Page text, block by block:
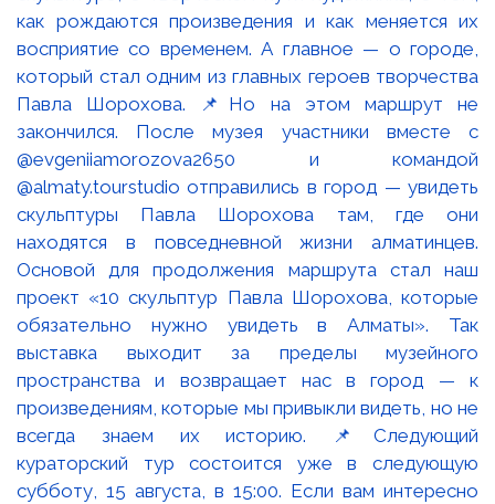
как рождаются произведения и как меняется их
восприятие со временем. А главное — о городе,
который стал одним из главных героев творчества
Павла Шорохова. 📌Но на этом маршрут не
закончился. После музея участники вместе с
@evgeniiamorozova2650 и командой
@almaty.tourstudio отправились в город — увидеть
скульптуры Павла Шорохова там, где они
находятся в повседневной жизни алматинцев.
Основой для продолжения маршрута стал наш
проект «10 скульптур Павла Шорохова, которые
обязательно нужно увидеть в Алматы». Так
выставка выходит за пределы музейного
пространства и возвращает нас в город — к
произведениям, которые мы привыкли видеть, но не
всегда знаем их историю. 📌Следующий
кураторский тур состоится уже в следующую
субботу, 15 августа, в 15:00. Если вам интересно